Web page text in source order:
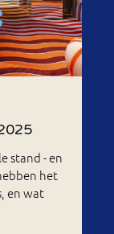
stand - en
het
en wat